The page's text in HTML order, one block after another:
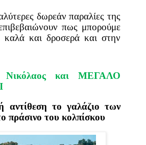
δωρεάν παραλίες της
πως μπορούμε
καλά και δροσερά και στην
Νικόλαος και ΜΕΓΑΛΟ
αντίθεση το γαλάζιο των
πράσινο του κολπίσκου